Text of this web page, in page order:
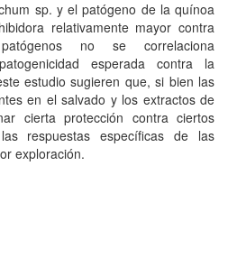
sp. y el patógeno de la quínoa
relativamente mayor contra
no se correlaciona
esperada contra la
estudio sugieren que, si bien las
en el salvado y los extractos de
cierta protección contra ciertos
respuestas específicas de las
exploración.